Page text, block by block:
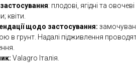
: плодові, ягідні та
квіти.
щодо застосування:
в грунт. Надалі підживлення
Valagro Італія.